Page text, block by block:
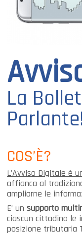
La
Parlante!
COS’È?
L’Avviso Digitale è
affianca al
ampliarne le
E’ un supporto
ciascun cittadino le
posizione tributaria